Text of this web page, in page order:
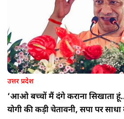
उत्तर प्रदेश
‘आओ बच्चों मैं दंगे कराना सिखाता
योगी की कड़ी चेतावनी, सपा पर साधा